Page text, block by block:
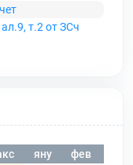
т.2 от ЗСч
яну фев